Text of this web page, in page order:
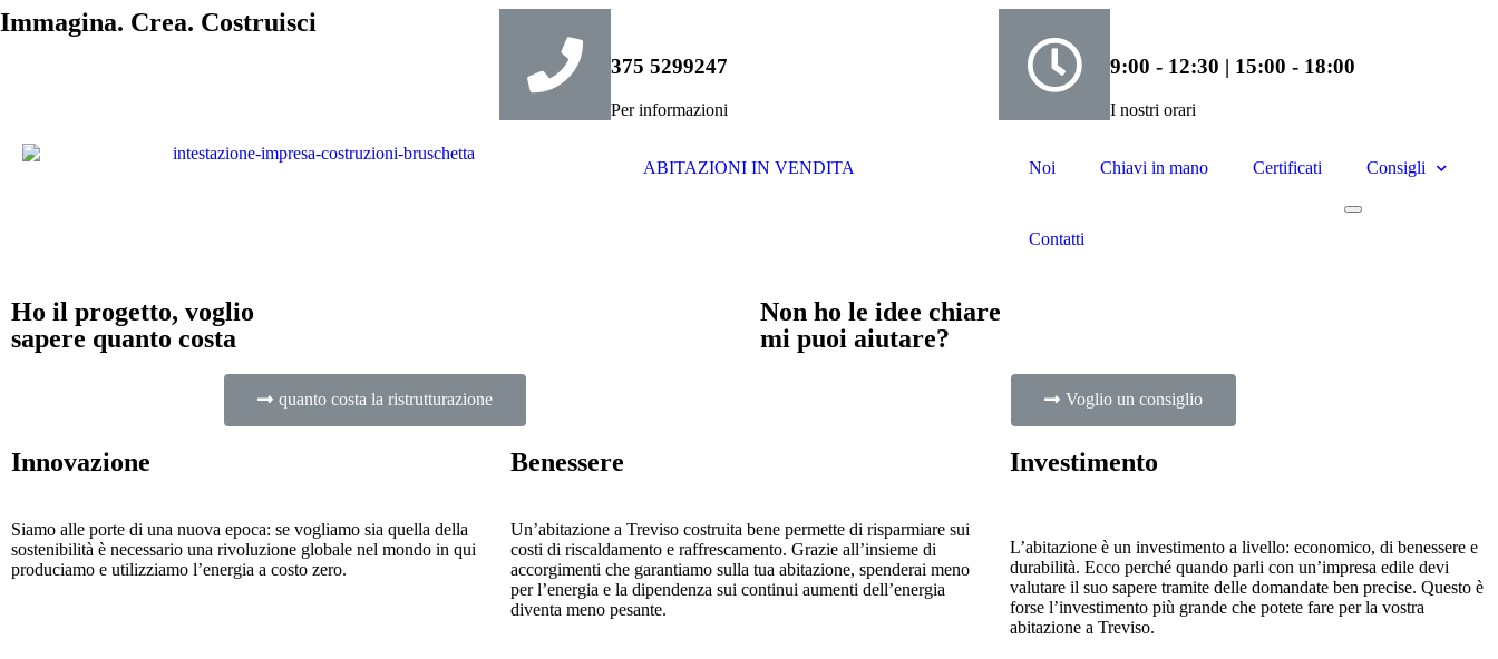
Immagina. Crea. Costruisci
375 5299247
Per informazioni
9:00 - 12:30 | 15:00 - 18:00
I nostri orari
ABITAZIONI IN VENDITA Noi Chiavi in mano Certificati Consigli
Contatti
Ho il progetto, voglio
sapere quanto costa
quanto costa la ristrutturazione
Non ho le idee chiare
mi puoi aiutare?
Voglio un consiglio
Innovazione
Siamo alle porte di una nuova epoca: se vogliamo sia quella della
sostenibilità è necessario una rivoluzione globale nel mondo in qui
produciamo e utilizziamo l’energia a costo zero.
Benessere
Un’abitazione a Treviso costruita bene permette di risparmiare sui
costi di riscaldamento e raffrescamento. Grazie all’insieme di
accorgimenti che garantiamo sulla tua abitazione, spenderai meno
per l’energia e la dipendenza sui continui aumenti dell’energia
diventa meno pesante.
Investimento
L’abitazione è un investimento a livello: economico, di benessere e
durabilità. Ecco perché quando parli con un’impresa edile devi
valutare il suo sapere tramite delle domandate ben precise. Questo è
forse l’investimento più grande che potete fare per la vostra
abitazione a Treviso.